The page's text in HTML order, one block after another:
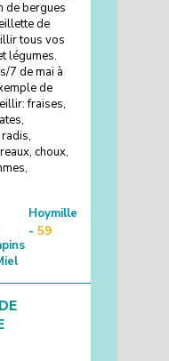
de bergues
de
tous vos
légumes.
7 de mai à
de
fraises,
choux,
Hoymille
- 59